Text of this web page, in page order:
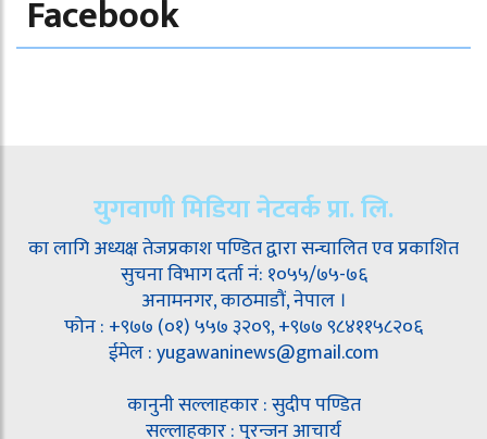
Facebook
युगवाणी मिडिया नेटवर्क प्रा. लि.
का लागि अध्यक्ष तेजप्रकाश पण्डित द्वारा सन्चालित एव प्रकाशित
सुचना विभाग दर्ता नं: १०५५/७५-७६
अनामनगर, काठमाडौं, नेपाल ।
फोन : +९७७ (०१) ५५७ ३२०९, +९७७ ९८४११५८२०६
ईमेल : yugawaninews@gmail.com
कानुनी सल्लाहकार : सुदीप पण्डित
सल्लाहकार : पुरन्जन आचार्य